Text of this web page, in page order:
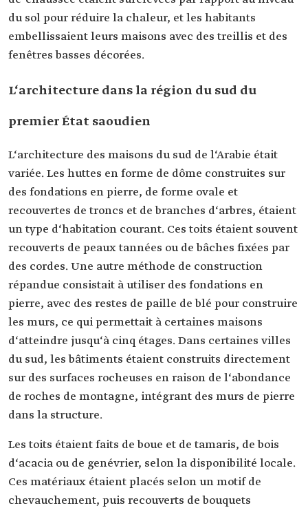
du sol pour réduire la chaleur, et les habitants
embellissaient leurs maisons avec des treillis et des
fenêtres basses décorées.
L‘architecture dans la région du sud du
premier État saoudien
L‘architecture des maisons du sud de l‘Arabie était
variée. Les huttes en forme de dôme construites sur
des fondations en pierre, de forme ovale et
recouvertes de troncs et de branches d‘arbres, étaient
un type d‘habitation courant. Ces toits étaient souvent
recouverts de peaux tannées ou de bâches fixées par
des cordes. Une autre méthode de construction
répandue consistait à utiliser des fondations en
pierre, avec des restes de paille de blé pour construire
les murs, ce qui permettait à certaines maisons
d‘atteindre jusqu‘à cinq étages. Dans certaines villes
du sud, les bâtiments étaient construits directement
sur des surfaces rocheuses en raison de l‘abondance
de roches de montagne, intégrant des murs de pierre
dans la structure.
Les toits étaient faits de boue et de tamaris, de bois
d‘acacia ou de genévrier, selon la disponibilité locale.
Ces matériaux étaient placés selon un motif de
chevauchement, puis recouverts de bouquets